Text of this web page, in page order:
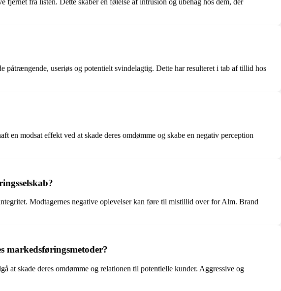
fjernet fra listen. Dette skaber en følelse af intrusion og ubehag hos dem, der
useriøs og potentielt svindelagtig. Dette har resulteret i tab af tillid hos
en modsat effekt ved at skade deres omdømme og skabe en negativ perception
Modtagernes negative oplevelser kan føre til mistillid over for Alm. Brand
markedsføringsmetoder?
at skade deres omdømme og relationen til potentielle kunder. Aggressive og